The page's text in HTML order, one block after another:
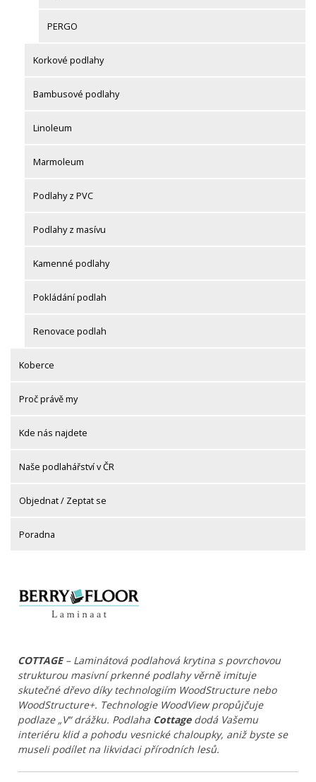
PERGO
Korkové podlahy
Bambusové podlahy
Linoleum
Marmoleum
Podlahy z PVC
Podlahy z masívu
Kamenné podlahy
Pokládání podlah
Renovace podlah
Koberce
Proč právě my
Kde nás najdete
Naše podlahářství v ČR
Objednat / Zeptat se
Poradna
COTTAGE– Laminátová podlahová krytina s povrchovou
strukturou masivní prkenné podlahy věrně imituje
skutečné dřevo díky technologiím WoodStructure nebo
WoodStructure+. Technologie WoodView propůjčuje
podlaze „V“ drážku. Podlaha Cottagedodá Vašemu
interiéru klid a pohodu vesnické chaloupky, aniž byste se
museli podílet na likvidaci přírodních lesů.